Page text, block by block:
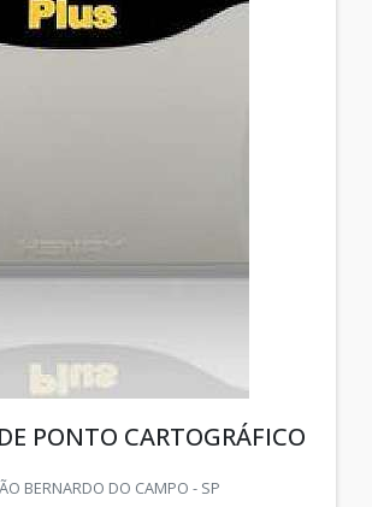
PONTO CARTOGRÁFICO
BERNARDO DO CAMPO - SP